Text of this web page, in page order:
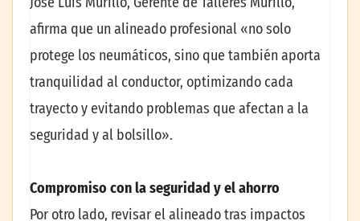
afirma que un alineado profesional «no solo
protege los neumáticos, sino que también aporta
tranquilidad al conductor, optimizando cada
trayecto y evitando problemas que afectan a la
seguridad y al bolsillo».
Compromiso con la seguridad y el ahorro
Por otro lado, revisar el alineado tras impactos